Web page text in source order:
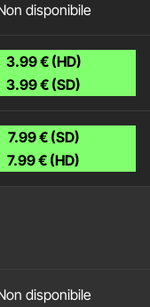
disponibile
3.99 € (HD)
3.99 € (SD)
7.99 € (SD)
7.99 € (HD)
disponibile